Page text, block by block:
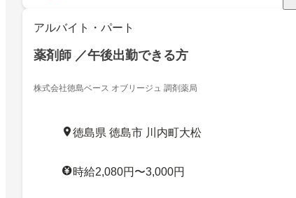
アルバイト・パート
薬剤師 ／午後出勤できる方
株式会社徳島ベース オブリージュ 調剤薬局
徳島県 徳島市 川内町大松
時給2,080円〜3,000円